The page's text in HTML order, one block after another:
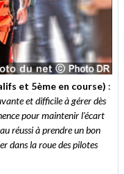
et 5ème en course) :
et difficile à gérer dès
pour maintenir l'écart
réussi à prendre un bon
dans la roue des pilotes